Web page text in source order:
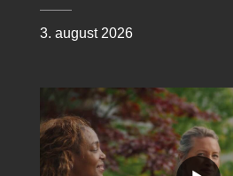
3. august 2026